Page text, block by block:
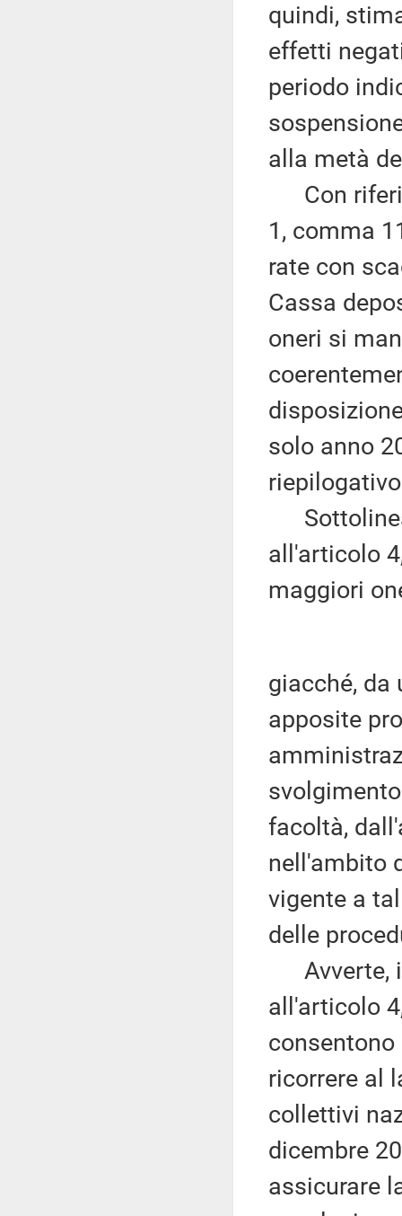
quindi,
effetti
periodo
alla metà
Con
1, comma
rate con
Cassa
oneri si
solo anno
all'articolo
maggiori
giacché, da
apposite
facoltà,
nell'ambito
vigente a
delle
Avverte,
all'articolo
ricorrere al
collettivi
dicembre
assicurare